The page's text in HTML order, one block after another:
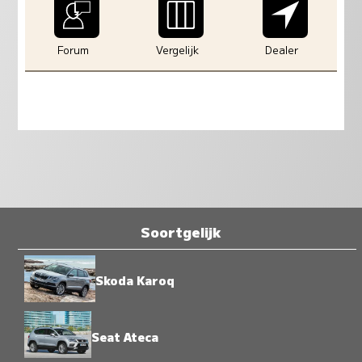
Forum Vergelijk Dealer
Soortgelijk
Skoda Karoq
Seat Ateca